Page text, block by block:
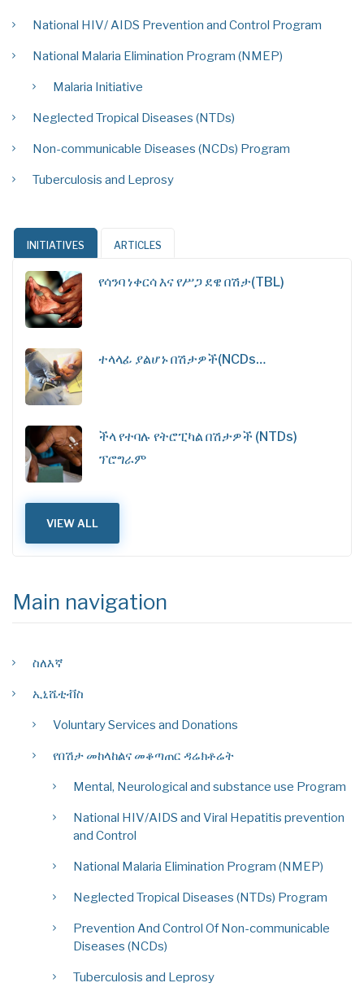
National HIV/ AIDS Prevention and Control Program
National Malaria Elimination Program (NMEP)
Malaria Initiative
Neglected Tropical Diseases (NTDs)
Non-communicable Diseases (NCDs) Program
Tuberculosis and Leprosy
INITIATIVES ARTICLES
የሳንባ ነቀርሳ እና የሥጋ ደዌ በሽታ(TBL)
ተላላፊ ያልሆኑ በሽታዎች(NCDs…
ችላ የተባሉ የትሮፒካል በሽታዎች (NTDs)
ፕሮግራም
VIEW ALL
Main navigation
ስለእኛ
ኢኒሼቲቭስ
Voluntary Services and Donations
የበሽታ መከላከልና መቆጣጠር ዳሬክቶሬት
Mental, Neurological and substance use Program
National HIV/AIDS and Viral Hepatitis prevention
and Control
National Malaria Elimination Program (NMEP)
Neglected Tropical Diseases (NTDs) Program
Prevention And Control Of Non-communicable
Diseases (NCDs)
Tuberculosis and Leprosy